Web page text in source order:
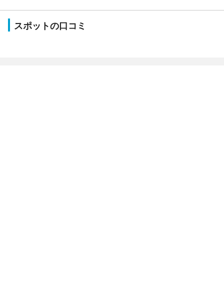
スポットの口コミ